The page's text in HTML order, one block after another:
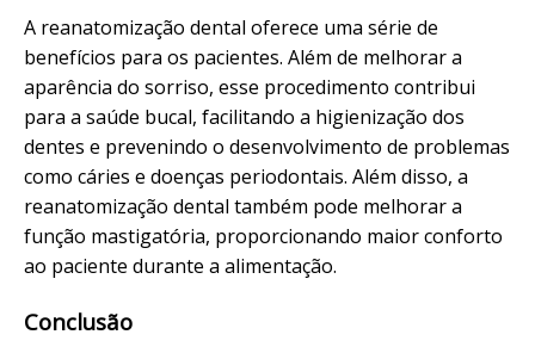
A reanatomização dental oferece uma série de
benefícios para os pacientes. Além de melhorar a
aparência do sorriso, esse procedimento contribui
para a saúde bucal, facilitando a higienização dos
dentes e prevenindo o desenvolvimento de problemas
como cáries e doenças periodontais. Além disso, a
reanatomização dental também pode melhorar a
função mastigatória, proporcionando maior conforto
ao paciente durante a alimentação.
Conclusão